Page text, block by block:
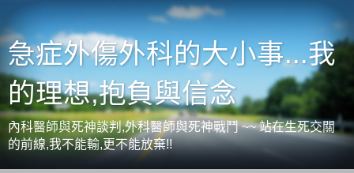
急症外傷外科的大小事...我
的理想,抱負與信念
內科醫師與死神談判,外科醫師與死神戰鬥 ~~ 站在生死交關
的前線,我不能輸,更不能放棄!!